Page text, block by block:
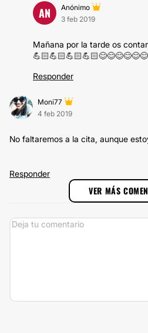
AN
Anónimo
3 feb 2019
Mañana por la tarde os
💪🏻💪🏻💪🏻💪🏻😊😊😊😊😊😊
Responder
Moni77
4 feb 2019
No faltaremos a la cita, aunque
Responder
VER MÁS